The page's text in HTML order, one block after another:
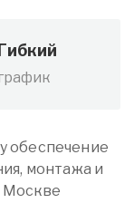
Гибкий
обеспечение
монтажа и
Москве